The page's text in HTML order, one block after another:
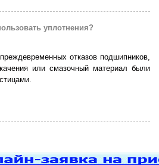
уплотнения?
отказов подшипников,
или смазочный материал были